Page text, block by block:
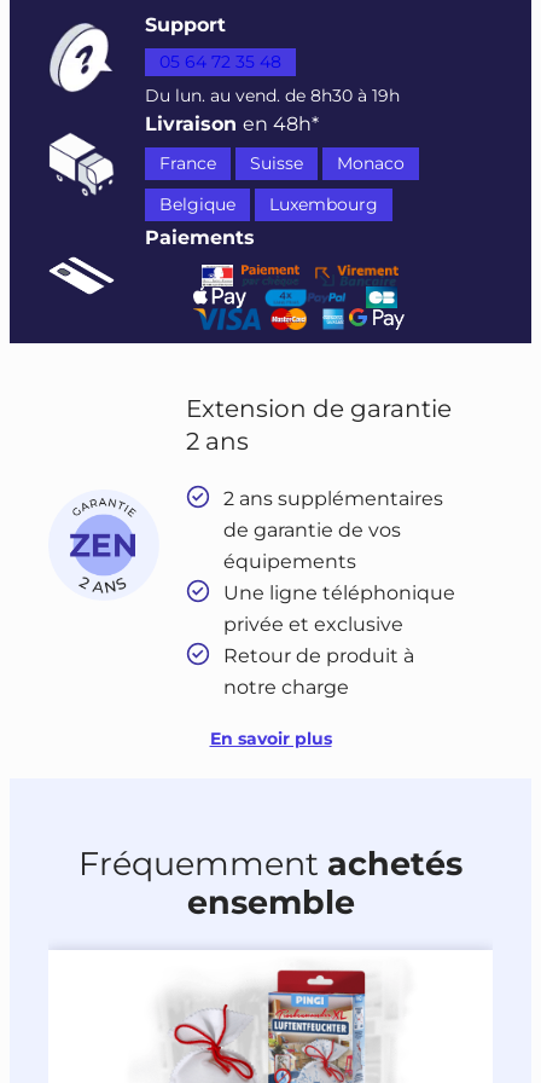
Support
05 64 72 35 48
Du lun. au vend. de 8h30 à 19h
Livraisonen 48h*
France Suisse
Monaco
Belgique
Luxembourg
Paiements
Extension de garantie
2 ans
2 ans supplémentaires
de garantie de vos
équipements
Une ligne téléphonique
privée et exclusive
Retour de produit à
notre charge
En savoir plus
Fréquemment achetés
ensemble